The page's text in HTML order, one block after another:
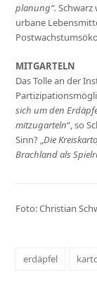
planung“.Schwarz
urbane
MITGARTELN
Das Tolle an der
sich um den
mitzugarteln“, so
Sinn? „Die
Brachland als
Foto: Christian
erdäpfel